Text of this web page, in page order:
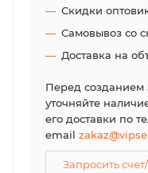
Скидки
Самовывоз со
Доставка на
Перед созданием
уточняйте
его доставки по
email
Запросить